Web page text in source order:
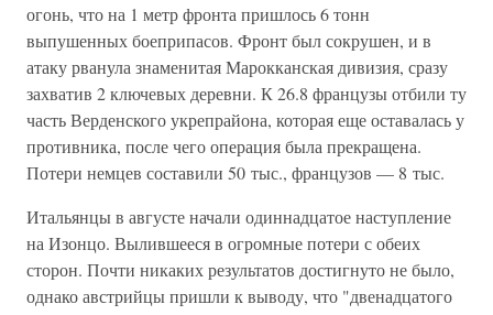
огонь, что на 1 метр фронта пришлось 6 тонн
выпушенных боеприпасов. Фронт был сокрушен, и в
атаку рванула знаменитая Марокканская дивизия, сразу
захватив 2 ключевых деревни. К 26.8 французы отбили ту
часть Верденского укрепрайона, которая еще оставалась у
противника, после чего операция была прекращена.
Потери немцев составили 50 тыс., французов — 8 тыс.
Итальянцы в августе начали одиннадцатое наступление
на Изонцо. Вылившееся в огромные потери с обеих
сторон. Почти никаких результатов достигнуто не было,
однако австрийцы пришли к выводу, что "двенадцатого